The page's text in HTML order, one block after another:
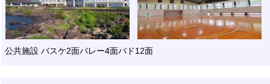
公共施設 バスケ2面バレー4面バド12面